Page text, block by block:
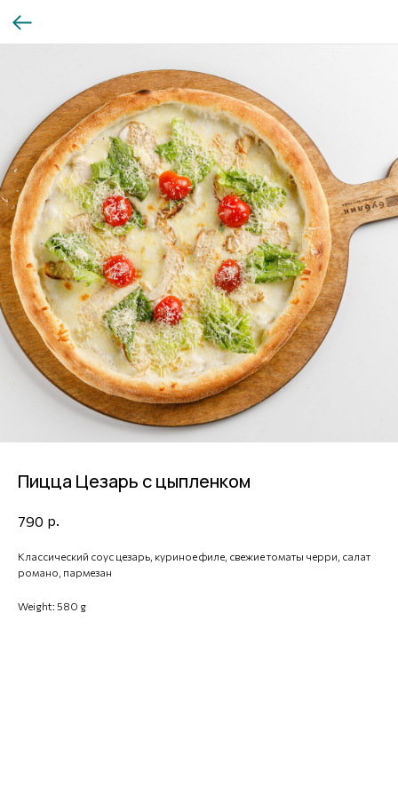
Пицца Цезарь с цыпленком
790 р.
Классический соус цезарь, куриное филе, свежие томаты черри, салат
романо, пармезан
Weight: 580 g